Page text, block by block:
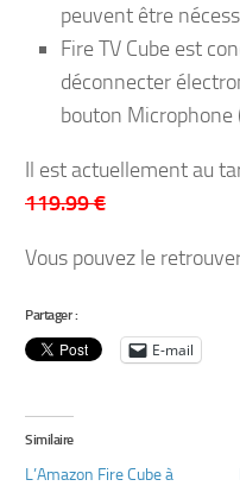
peuvent être
Fire TV Cube est
déconnecter
bouton
Il est actuellement au
119.99 €
Vous pouvez le
Partager :
E-mail
Similaire
L’Amazon Fire Cube à